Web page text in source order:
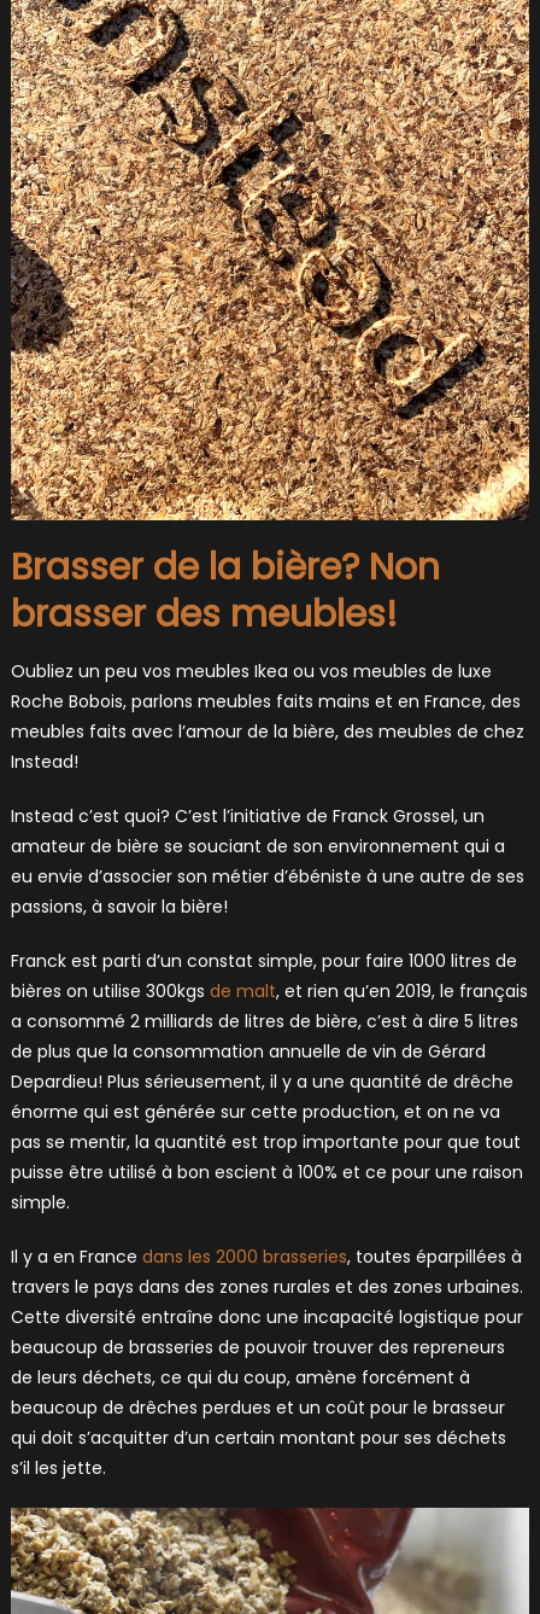
Brasser de la bière? Non
brasser des meubles!
Oubliez un peu vos meubles Ikea ou vos meubles de luxe
Roche Bobois, parlons meubles faits mains et en France, des
meubles faits avec l’amour de la bière, des meubles de chez
Instead!
Instead c’est quoi? C’est l’initiative de Franck Grossel, un
amateur de bière se souciant de son environnement qui a
eu envie d’associer son métier d’ébéniste à une autre de ses
passions, à savoir la bière!
Franck est parti d’un constat simple, pour faire 1000 litres de
bières on utilise 300kgs de malt, et rien qu’en 2019, le français
a consommé 2 milliards de litres de bière, c’est à dire 5 litres
de plus que la consommation annuelle de vin de Gérard
Depardieu! Plus sérieusement, il y a une quantité de drêche
énorme qui est générée sur cette production, et on ne va
pas se mentir, la quantité est trop importante pour que tout
puisse être utilisé à bon escient à 100% et ce pour une raison
simple.
Il y a en France dans les 2000 brasseries, toutes éparpillées à
travers le pays dans des zones rurales et des zones urbaines.
Cette diversité entraîne donc une incapacité logistique pour
beaucoup de brasseries de pouvoir trouver des repreneurs
de leurs déchets, ce qui du coup, amène forcément à
beaucoup de drêches perdues et un coût pour le brasseur
qui doit s’acquitter d’un certain montant pour ses déchets
s’il les jette.